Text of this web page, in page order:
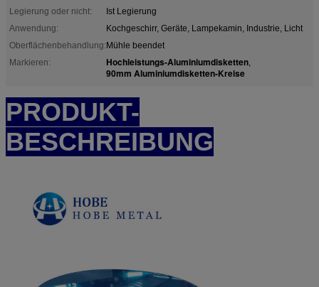
Legierung oder nicht:
Ist Legierung
Anwendung:
Kochgeschirr, Geräte, Lampekamin, Industrie, Licht
Oberflächenbehandlung:Mühle beendet
Markieren:
Hochleistungs-Aluminiumdisketten,
90mm Aluminiumdisketten-Kreise
PRODUKT-
BESCHREIBUNG